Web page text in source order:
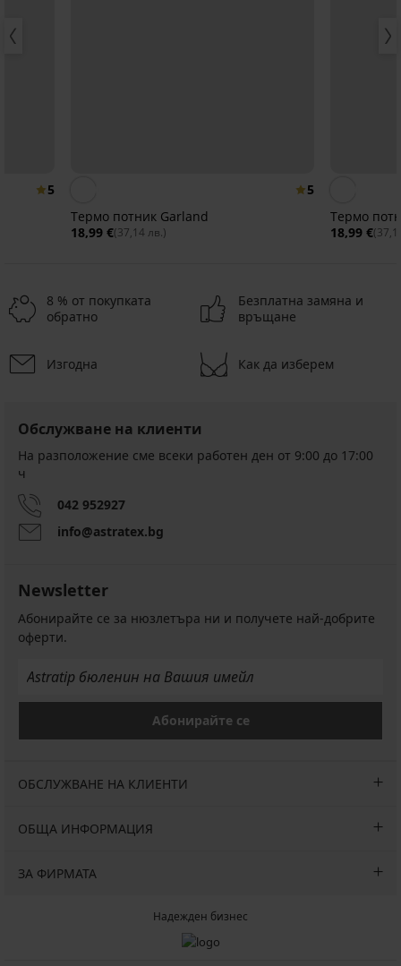
5
5
Tермо потник Garland
18,99 €(37,14 лв.) 18,99 €
Безшевна
блуза
SilverPro
Classic
(48,88
лв.)
Tермо
потник
18,99
€
(37,14
потник
Javier
Намаление
13,59
€
Първоначална цена
16,99
€
(33,23
лв.)
Бамбуков
20,99
€
(41,05
8 % от покупката
обратно
Безплатна замяна и
връщане
Изгодна Как да изберем
Обслужване на клиенти
На разположение сме всеки работен ден от 9:00 до 17:00
ч
042 952927
info@astratex.bg
Newsletter
Абонирайте се за нюзлетъра ни и получете най-добрите
оферти.
Абонирайте се
ОБСЛУЖВАНЕ НА КЛИЕНТИ
ОБЩА ИНФОРМАЦИЯ
ЗА ФИРМАТА
Надежден бизнес